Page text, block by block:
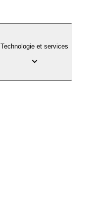
Technologie et services